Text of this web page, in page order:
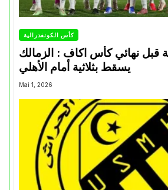
كأس الكونفدرالية
قبل نهائي كأس اكاف : الزمالك
Mai 1, 2026